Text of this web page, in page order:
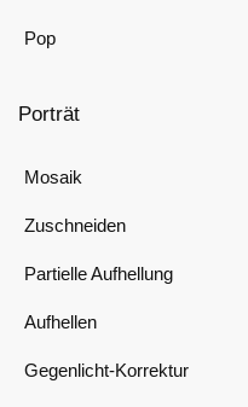
Pop
Porträt
Mosaik
Zuschneiden
Partielle Aufhellung
Aufhellen
Gegenlicht-Korrektur